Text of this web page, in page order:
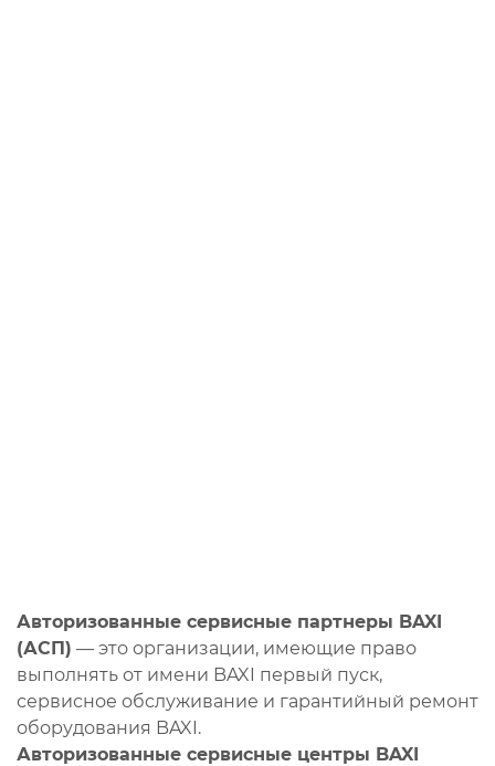
Авторизованные сервисные партнеры BAXI
(АСП) — это организации, имеющие право
выполнять от имени BAXI первый пуск,
сервисное обслуживание и гарантийный ремонт
оборудования BAXI.
Авторизованные сервисные центры BAXI